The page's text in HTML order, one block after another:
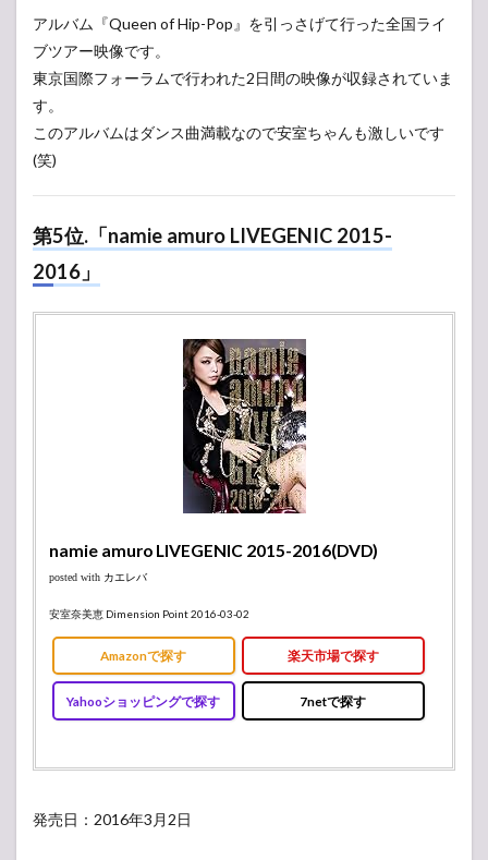
アルバム『Queen of Hip-Pop』を引っさげて行った全国ライ
ブツアー映像です。
東京国際フォーラムで行われた2日間の映像が収録されていま
す。
このアルバムはダンス曲満載なので安室ちゃんも激しいです
(笑)
第5位.「namie amuro LIVEGENIC 2015-
2016」
namie amuro LIVEGENIC 2015-2016(DVD)
posted with カエレバ
安室奈美恵 Dimension Point 2016-03-02
Amazonで探す 楽天市場で探す
Yahooショッピングで探す 7netで探す
発売日：2016年3月2日